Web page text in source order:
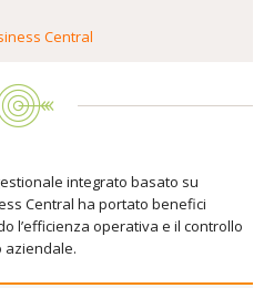
Central
integrato basato su
Central ha portato benefici
l’efficienza operativa e il controllo
aziendale.